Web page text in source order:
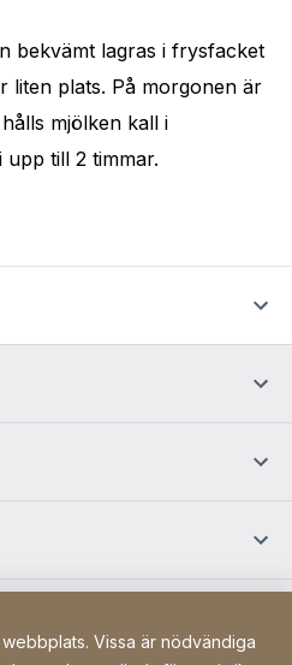
bekvämt lagras i frysfacket
liten plats. På morgonen är
mjölken kall i
upp till 2 timmar.
Vissa är nödvändiga